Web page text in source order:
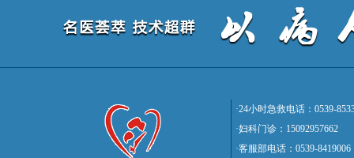
·24小时急救电话：0539-
·妇科门诊：15092957662
·客服部电话：0539-8419006